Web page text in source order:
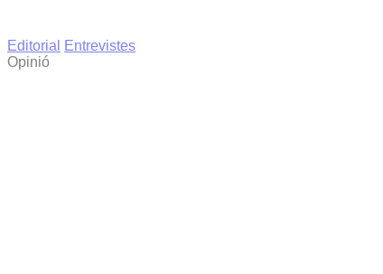
Editorial
Entrevistes
Opinió